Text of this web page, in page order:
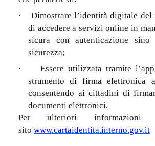
·
Dimostrare l’identità digitale
di accedere a servizi online in
sicura con autenticazione
sicurezza;
·
Essere utilizzata tramite
strumento di firma elettronica
consentendo ai cittadini di
documenti elettronici.
Per ulteriori informazioni
sito www.cartaidentita.interno.gov.it